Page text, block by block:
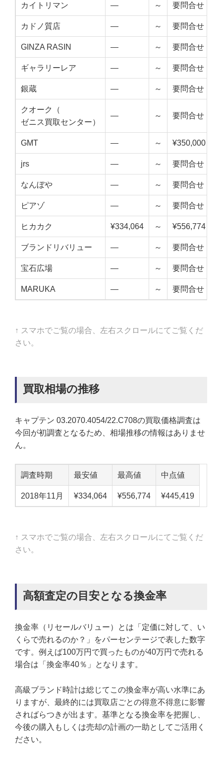
カイトリマン — ～ 要問合せ
カドノ質店 — ～ 要問合せ
GINZA RASIN — ～ 要問合せ
ギャラリーレア — ～ 要問合せ
銀蔵 — ～ 要問合せ
クオーク（
ゼニス買取センター）
— ～ 要問合せ
GMT — ～ ¥350,000
jrs — ～ 要問合せ
なんぼや — ～ 要問合せ
ピアゾ — ～ 要問合せ
ヒカカク ¥334,064 ～ ¥556,774
ブランドリバリュー — ～ 要問合せ
宝石広場 — ～ 要問合せ
MARUKA — ～ 要問合せ
↑ スマホでご覧の場合、左右スクロールにてご覧くだ
さい。
買取相場の推移
キャプテン 03.2070.4054/22.C708の買取価格調査は
今回が初調査となるため、相場推移の情報はありませ
ん。
調査時期 最安値 最高値 中点値
2018年11月 ¥334,064 ¥556,774 ¥445,419
↑ スマホでご覧の場合、左右スクロールにてご覧くだ
さい。
高額査定の目安となる換金率
換金率（リセールバリュー）とは「定価に対して、い
くらで売れるのか？」をパーセンテージで表した数字
です。例えば100万円で買ったものが40万円で売れる
場合は「換金率40％」となります。
高級ブランド時計は総じてこの換金率が高い水準にあ
りますが、最終的には買取店ごとの得意不得意に影響
さればらつきが出ます。基準となる換金率を把握し、
今後の購入もしくは売却の計画の一助としてご活用く
ださい。